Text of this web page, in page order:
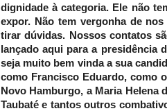
dignidade à categoria. Ele não
expor. Não tem vergonha de
tirar dúvidas. Nossos contatos
lançado aqui para a presidência
seja muito bem vinda a sua
como Francisco Eduardo, como
Novo Hamburgo, a Maria Helena
Taubaté e tantos outros